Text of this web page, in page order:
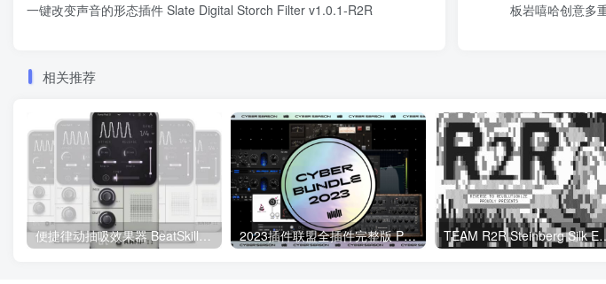
一键改变声音的形态插件 Slate Digital Storch Filter v1.0.1-R2R
板岩嘻哈创意多
相关推荐
便捷律动抽吸效果器 BeatSkillz Ramp II v1.1.0 U2B Mac 2023插件联盟全插件完整版 Plugin Alliance Cyber Bundle WIN TEAM R2R